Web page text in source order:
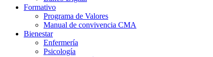
Formativo
Programa de Valores
Manual de convivencia CMA
Bienestar
Enfermería
Psicología